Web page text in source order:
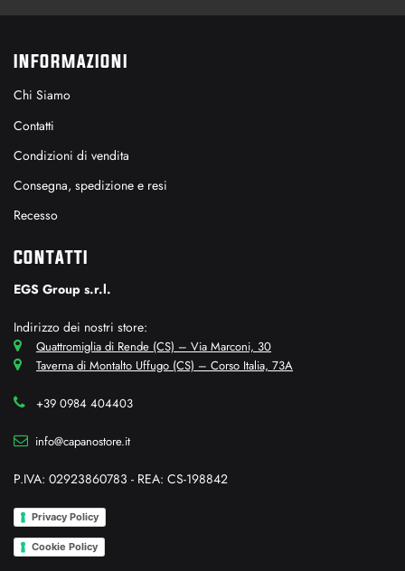
INFORMAZIONI
Chi Siamo
Contatti
Condizioni di vendita
Consegna, spedizione e resi
Recesso
CONTATTI
EGS Group s.r.l.
Indirizzo dei nostri store:
Quattromiglia di Rende (CS) – Via Marconi, 30
Taverna di Montalto Uffugo (CS) – Corso Italia, 73A
+39 0984 404403
info@capanostore.it
P.IVA: 02923860783 - REA: CS-198842
Privacy Policy
Cookie Policy